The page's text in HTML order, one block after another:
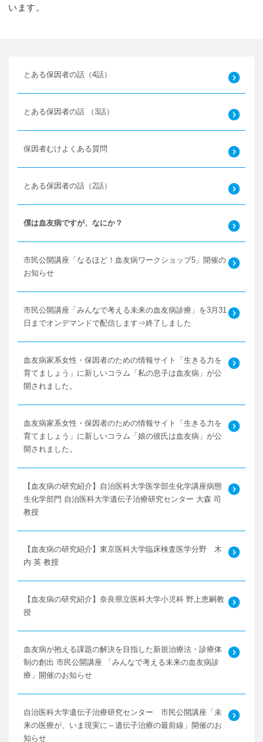
います。
とある保因者の話（4話）
とある保因者の話 （3話）
保因者むけよくある質問
とある保因者の話（2話）
僕は血友病ですが、なにか？
市民公開講座「なるほど！血友病ワークショップ5」開催の
お知らせ
市民公開講座「みんなで考える未来の血友病診療」を3月31
日までオンデマンドで配信します⇒終了しました
血友病家系女性・保因者のための情報サイト「生きる力を
育てましょう」に新しいコラム「私の息子は血友病」が公
開されました。
血友病家系女性・保因者のための情報サイト「生きる力を
育てましょう」に新しいコラム「娘の彼氏は血友病」が公
開されました。
【血友病の研究紹介】自治医科大学医学部生化学講座病態
生化学部門 自治医科大学遺伝子治療研究センター 大森 司
教授
【血友病の研究紹介】東京医科大学臨床検査医学分野 木
内 英 教授
【血友病の研究紹介】奈良県立医科大学小児科 野上恵嗣教
授
血友病が抱える課題の解決を目指した新規治療法・診療体
制の創出 市民公開講座 「みんなで考える未来の血友病診
療」開催のお知らせ
自治医科大学遺伝子治療研究センター 市民公開講座「未
来の医療が、いま現実に～遺伝子治療の最前線」開催のお
知らせ